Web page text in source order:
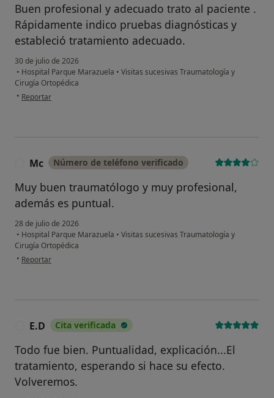
Buen profesional y adecuado trato al paciente .
Rápidamente indico pruebas diagnósticas y
estableció tratamiento adecuado.
30 de julio de 2026
• Hospital Parque Marazuela • Visitas sucesivas Traumatología y
Cirugía Ortopédica
• en opinión del usuario AMJ
Reportar
Mc Número de teléfono verificado
Muy buen traumatólogo y muy profesional,
además es puntual.
28 de julio de 2026
• Hospital Parque Marazuela • Visitas sucesivas Traumatología y
Cirugía Ortopédica
• en opinión del usuario Mc
Reportar
E.D Cita verificada
Todo fue bien. Puntualidad, explicación...El
tratamiento, esperando si hace su efecto.
Volveremos.